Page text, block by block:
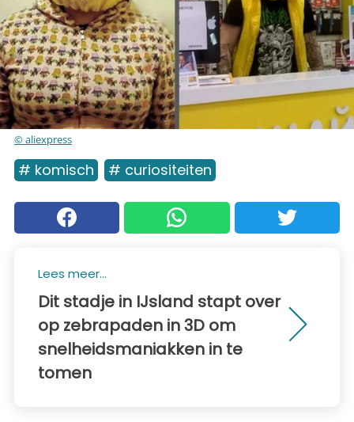
© aliexpress
# komisch # curiositeiten
Lees meer...
Dit stadje in IJsland stapt over
op zebrapaden in 3D om
snelheidsmaniakken in te
tomen